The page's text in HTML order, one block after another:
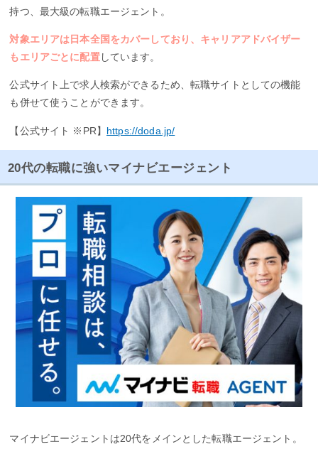
持つ、最大級の転職エージェント。
対象エリアは日本全国をカバーしており、キャリアアドバイザー
もエリアごとに配置しています。
公式サイト上で求人検索ができるため、転職サイトとしての機能
も併せて使うことができます。
【公式サイト ※PR】 https://doda.jp/
20代の転職に強いマイナビエージェント
マイナビエージェントは20代をメインとした転職エージェント。